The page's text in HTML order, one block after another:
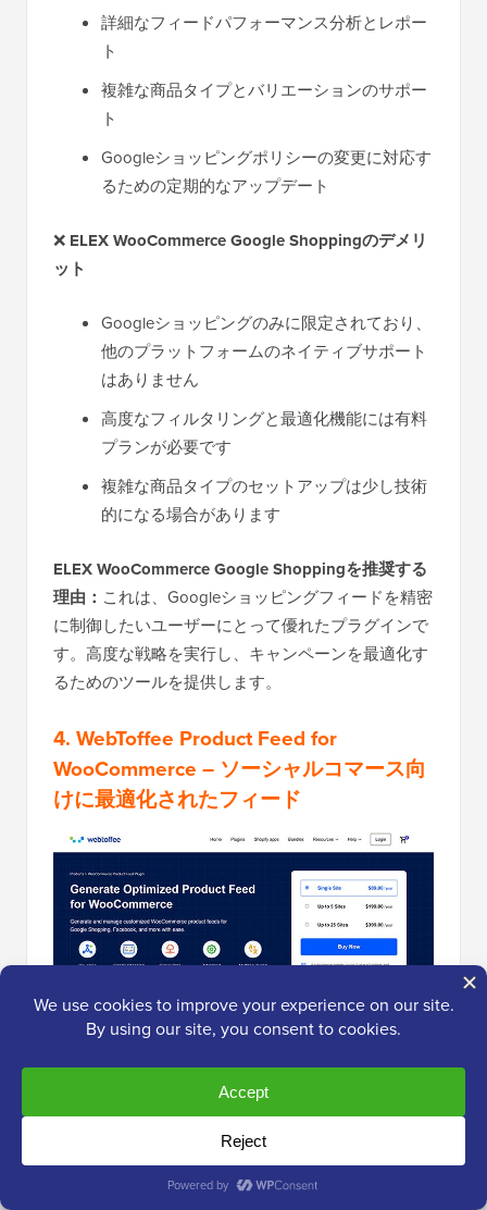
詳細なフィードパフォーマンス分析とレポー
ト
複雑な商品タイプとバリエーションのサポー
ト
Googleショッピングポリシーの変更に対応す
るための定期的なアップデート
❌ ELEX WooCommerce Google Shoppingのデメリ
ット
Googleショッピングのみに限定されており、
他のプラットフォームのネイティブサポート
はありません
高度なフィルタリングと最適化機能には有料
プランが必要です
複雑な商品タイプのセットアップは少し技術
的になる場合があります
ELEX WooCommerce Google Shoppingを推奨する
理由： これは、Googleショッピングフィードを精密
に制御したいユーザーにとって優れたプラグインで
す。高度な戦略を実行し、キャンペーンを最適化す
るためのツールを提供します。
4. WebToffee Product Feed for
WooCommerce – ソーシャルコマース向
けに最適化されたフィード
WebToffeeの製品フィードは、ソーシャルコマース
プラットフォーム向けに最適化された製品フィード
InstagramとFacebookを主な販売チャネルとして利